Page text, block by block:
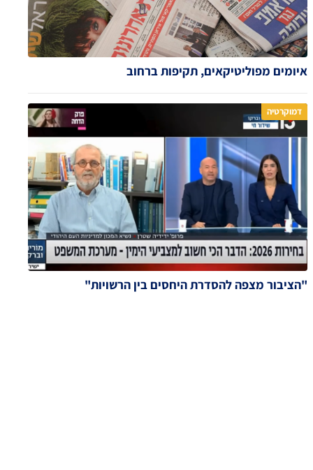
איומים מפוליטיקאים, תקיפות ברחוב
דמוקרטיה
"הציבור מצפה להסדרת היחסים בין הרשויות"